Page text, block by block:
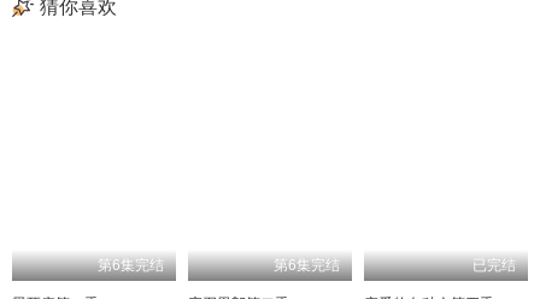
猜你喜欢
第6集完结 第6集完结 已完结